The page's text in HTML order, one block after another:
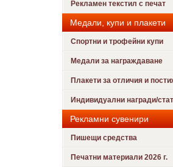
Рекламен текстил с печат
Медали, купи и плакети
Спортни и трофейни купи
Медали за награждаване
Плакети за отличия и
Индивидуални награди/
Рекламни сувенири
Пишещи средства
Печатни материали 2026 г.